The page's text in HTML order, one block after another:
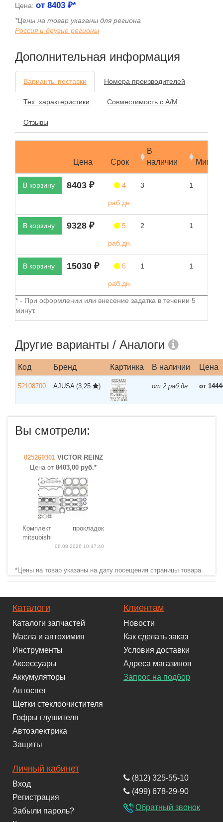
Цена: от 8403 ₽*
*Цены на товар указаны для региона
Россия и другие регионы
Дополнительная информация
Варианты поставки Номера производителей
Тех. характеристики Совместимость с А/М
Отзывы
Цена Срок
В
наличии
В корзину 8403 ₽ 4
раб.дн.
3 1
В корзину 9328 ₽ 5
раб.дн.
2 1
В корзину 15030 ₽ 5
раб.дн.
1 1
* - При оформлении или внесение задатка в течении 5
минут.
Другие варианты / Аналоги
Код Бренд Картинка В наличии Цена
52108700 AJUSA (3,25 ) от 2 раб.дн. от
Вы смотрели:
025269301 VICTOR REINZ
Цена от 8403,00 руб.*
Комплект прокладок
mitsubishi
06.08.2026 10:47:40
*Цены на товар указаны на дату посещения страницы товара.
Каталоги
Каталоги запчастей
Масла и автохимия
Инструменты
Аксессуары
Аккумуляторы
Автосвет
Щетки стеклоочистителя
Гофры глушителя
Автоэлектрика
Защиты
Клиентам
Новости
Как сделать заказ
Условия доставки
Адреса магазинов
Запрос на подбор
Личный кабинет
Вход
Регистрация
Забыли пароль?
(812) 325-55-10
(499) 678-29-90
Обратный звонок